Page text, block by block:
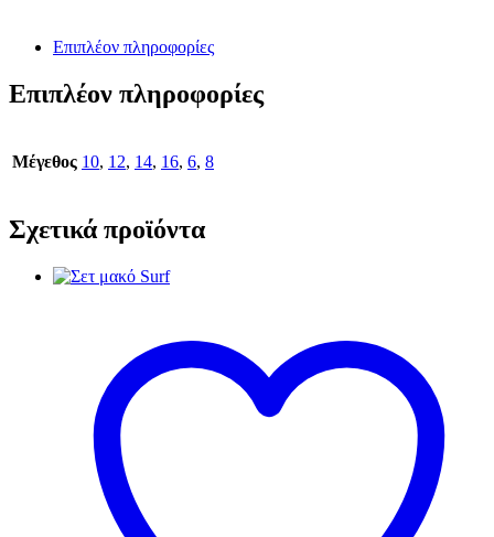
Επιπλέον πληροφορίες
Επιπλέον πληροφορίες
Μέγεθος 10, 12, 14, 16, 6, 8
Σχετικά προϊόντα